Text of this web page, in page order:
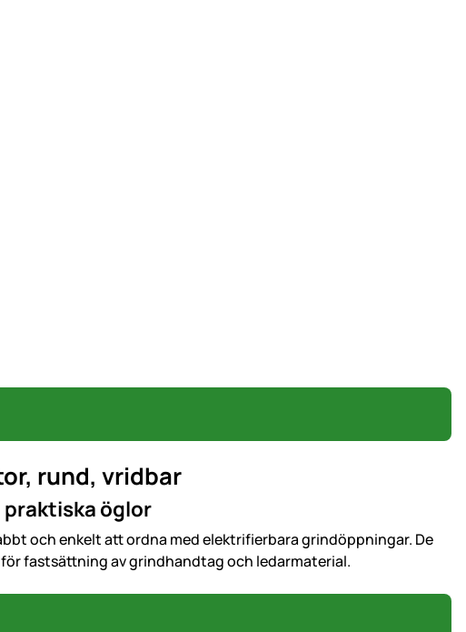
rund, vridbar
öglor
och enkelt att ordna med elektrifierbara grindöppningar. De
fastsättning av grindhandtag och ledarmaterial.